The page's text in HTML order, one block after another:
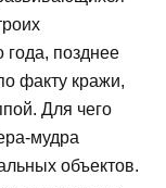
позднее
факту кражи,
Для чего
мудра
объектов.